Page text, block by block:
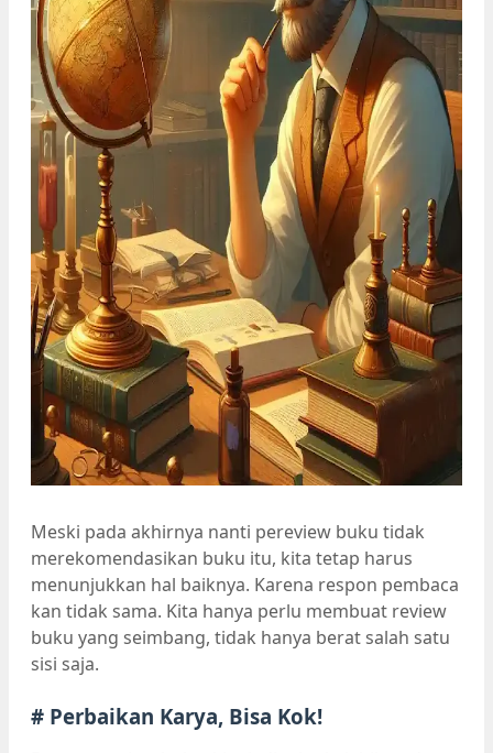
Meski pada akhirnya nanti pereview buku tidak
merekomendasikan buku itu, kita tetap harus
menunjukkan hal baiknya. Karena respon pembaca
kan tidak sama. Kita hanya perlu membuat review
buku yang seimbang, tidak hanya berat salah satu
sisi saja.
# Perbaikan Karya, Bisa Kok!